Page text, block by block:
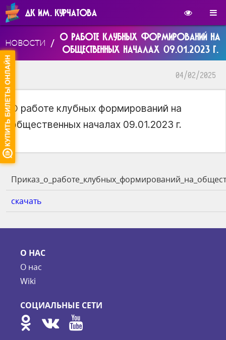
ДК ИМ. КУРЧАТОВА
НОВОСТИ / О РАБОТЕ КЛУБНЫХ ФОРМИРОВАНИЙ НА
ОБЩЕСТВЕННЫХ НАЧАЛАХ 09.01.2023 Г.
04/02/2025
О работе клубных формирований на
общественных началах 09.01.2023 г.
скачать
О НАС
О нас
Wiki
СОЦИАЛЬНЫЕ СЕТИ